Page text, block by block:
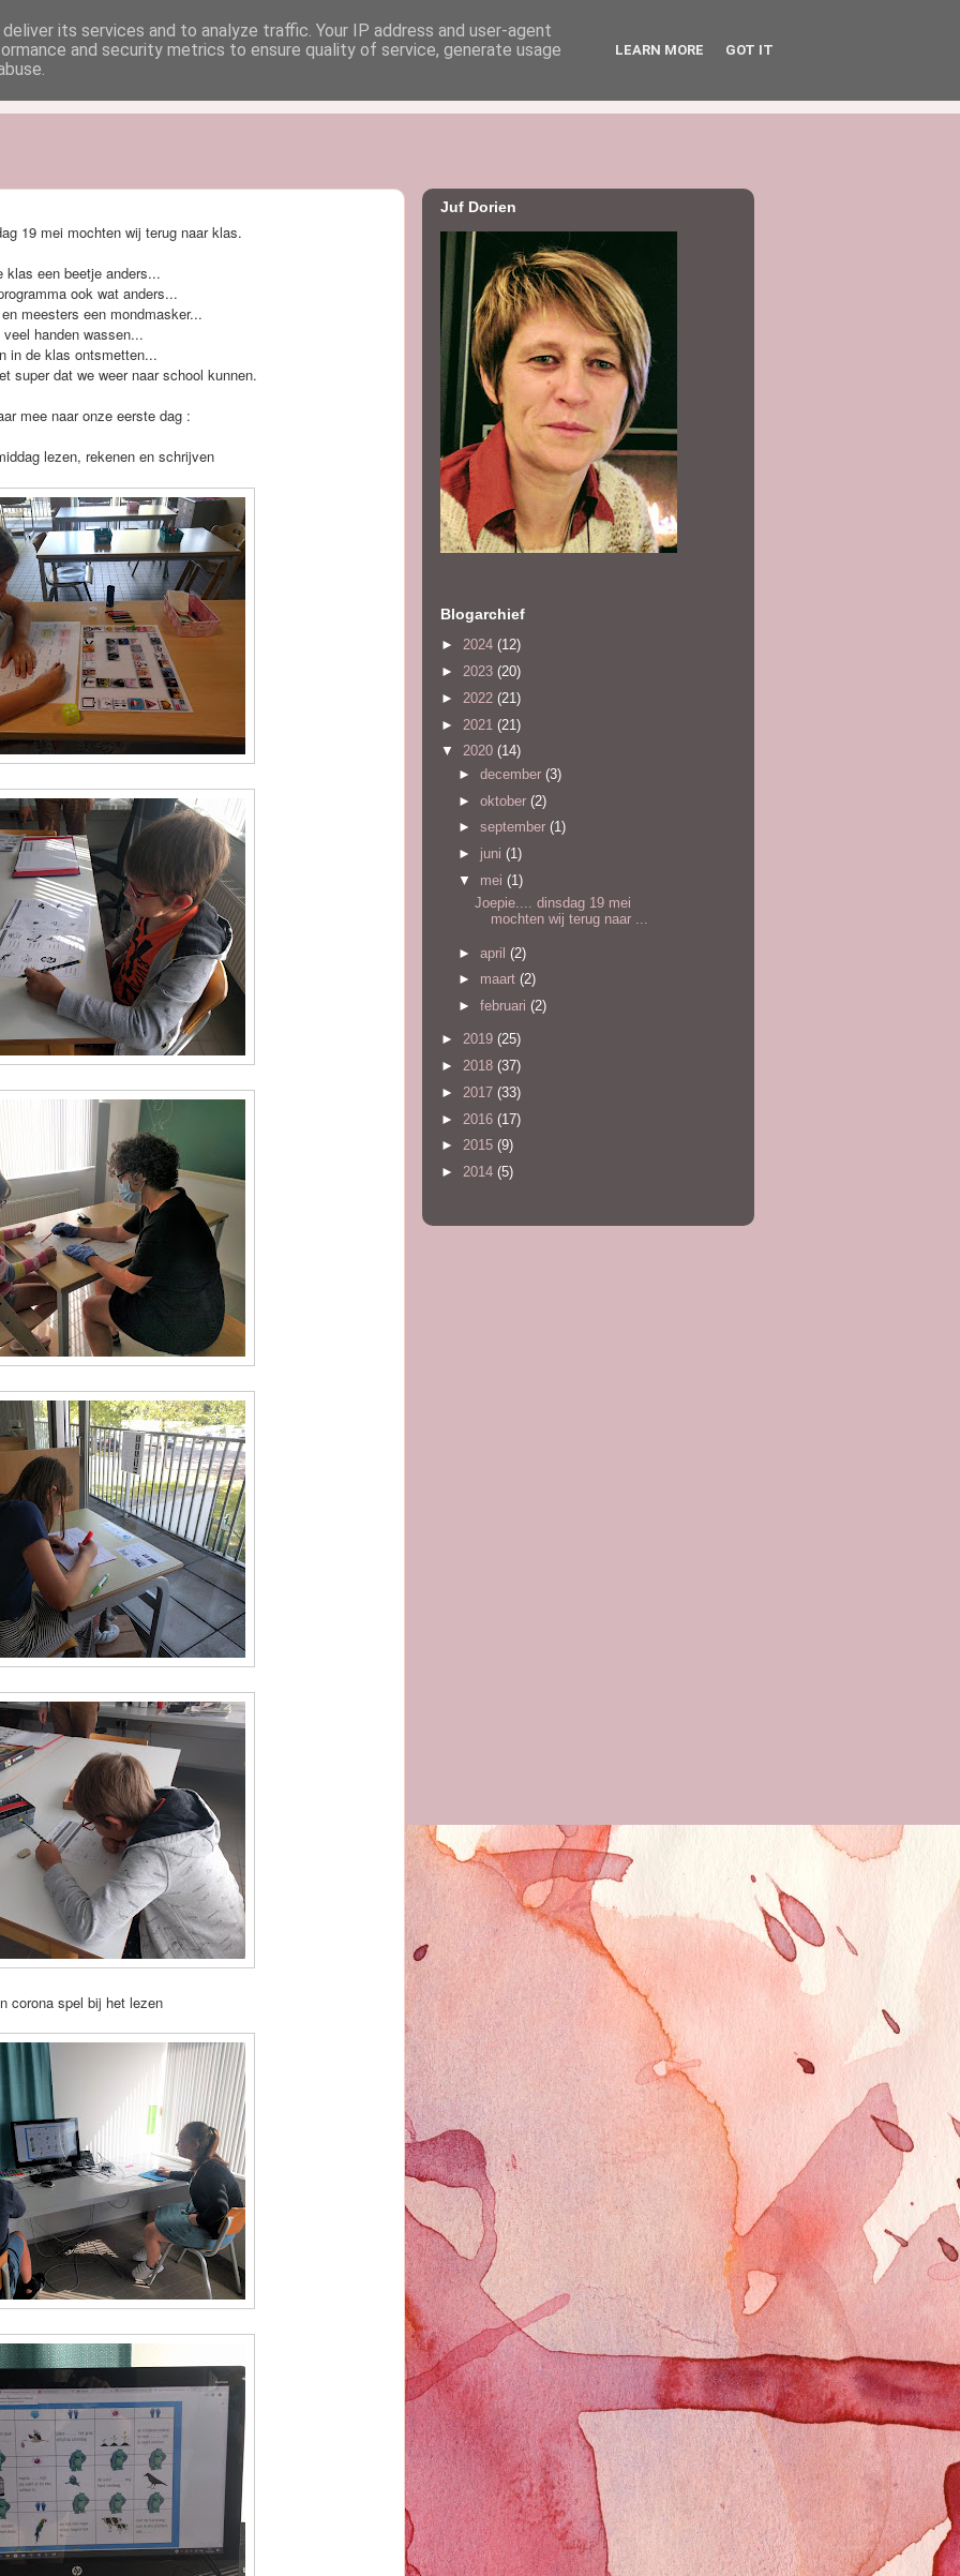
Dorien
19 mei mochten wij terug naar klas.
klas een beetje anders...
ook wat anders...
meesters een mondmasker...
veel handen wassen...
in de klas ontsmetten...
super dat we weer naar school kunnen.
mee naar onze eerste dag :
lezen, rekenen en schrijven
corona spel bij het lezen
Juf Dorien
Blogarchief
► 2024 (12)
► 2023 (20)
► 2022 (21)
► 2021 (21)
▼ 2020 (14)
► december (3)
► oktober (2)
► september (1)
► juni (1)
▼ mei (1)
Joepie.... dinsdag 19 mei
mochten wij terug naar ...
► april (2)
► maart (2)
► februari (2)
► 2019 (25)
► 2018 (37)
► 2017 (33)
► 2016 (17)
► 2015 (9)
► 2014 (5)
its services and to analyze traffic. Your IP address and user-agent
and security metrics to ensure quality of service, generate usage
LEARN MORE GOT IT